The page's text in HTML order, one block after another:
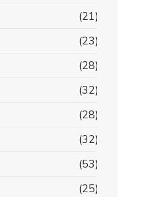
(21)
(23)
(28)
(32)
(28)
(32)
(53)
(25)